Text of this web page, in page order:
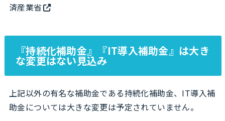
済産業省
『持続化補助金』『IT導入補助金』は大き
な変更はない見込み
上記以外の有名な補助金である持続化補助金、IT導入補
助金については大きな変更は予定されていません。